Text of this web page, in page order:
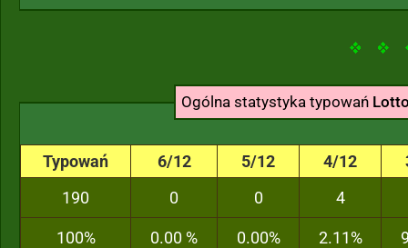
Ogólna statystyka typowań
Typowań 6/12 5/12 4/12
190
0 0 4
100% 0.00 % 0.00% 2.11%